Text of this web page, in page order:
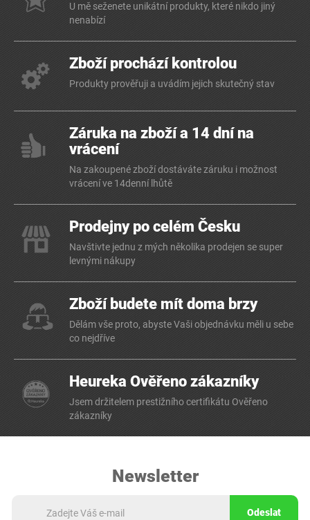
U mě seženete unikátní produkty, které nikdo jiný
nenabízí
Zboží prochází kontrolou
Produkty prověřuji a uvádím jejich skutečný stav
Záruka na zboží a 14 dní na
vrácení
Na zakoupené zboží dostáváte záruku i možnost
vrácení ve 14denní lhůtě
Prodejny po celém Česku
Navštivte jednu z mých několika prodejen se super
levnými nákupy
Zboží budete mít doma brzy
Dělám vše proto, abyste Vaši objednávku měli u sebe
co nejdříve
Heureka Ověřeno zákazníky
Jsem držitelem prestižního certifikátu Ověřeno
zákazníky
Newsletter
Odeslat